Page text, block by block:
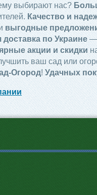
выбирают нас?
Качество и
выгодные
доставка по Украине —
акции и скидки
ваш сад или
Огород!Удачных